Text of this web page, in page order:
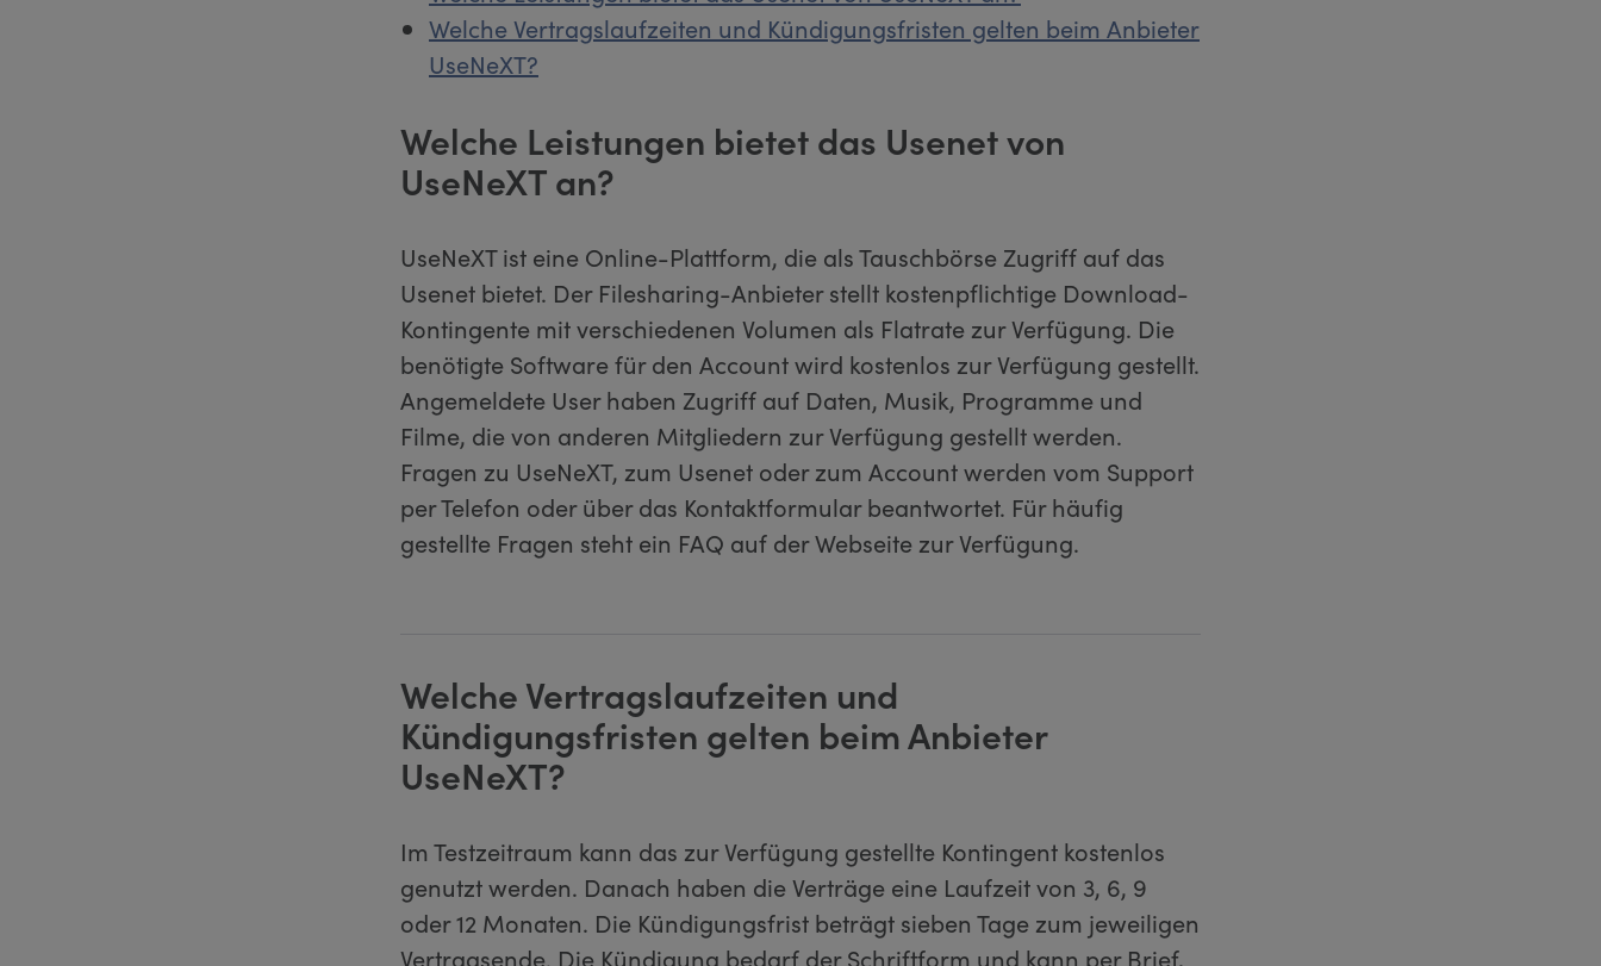
Welche Vertragslaufzeiten und Kündigungsfristen gelten beim Anbieter
UseNeXT?
Welche Leistungen bietet das Usenet von
UseNeXT an?
UseNeXT ist eine Online-Plattform, die als Tauschbörse Zugriff auf das
Usenet bietet. Der Filesharing-Anbieter stellt kostenpflichtige Download-
Kontingente mit verschiedenen Volumen als Flatrate zur Verfügung. Die
benötigte Software für den Account wird kostenlos zur Verfügung gestellt.
Angemeldete User haben Zugriff auf Daten, Musik, Programme und
Filme, die von anderen Mitgliedern zur Verfügung gestellt werden.
Fragen zu UseNeXT, zum Usenet oder zum Account werden vom Support
per Telefon oder über das Kontaktformular beantwortet. Für häufig
gestellte Fragen steht ein FAQ auf der Webseite zur Verfügung.
Welche Vertragslaufzeiten und
Kündigungsfristen gelten beim Anbieter
UseNeXT?
Im Testzeitraum kann das zur Verfügung gestellte Kontingent kostenlos
genutzt werden. Danach haben die Verträge eine Laufzeit von 3, 6, 9
oder 12 Monaten. Die Kündigungsfrist beträgt sieben Tage zum jeweiligen
Vertragsende. Die Kündigung bedarf der Schriftform und kann per Brief,